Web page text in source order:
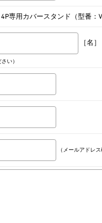
専用カバースタンド（型番：
［名］
い）
（メールアドレ